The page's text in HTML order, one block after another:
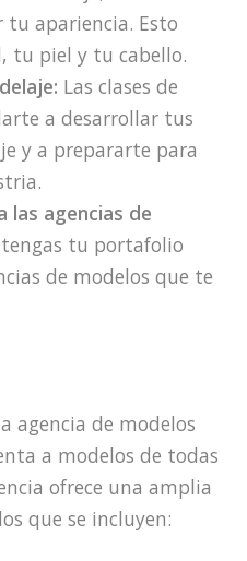
apariencia. Esto
tu piel y tu cabello.
Las clases de
a desarrollar tus
y a prepararte para
las agencias de
tu portafolio
de modelos que te
agencia de modelos
a modelos de todas
ofrece una amplia
que se incluyen: